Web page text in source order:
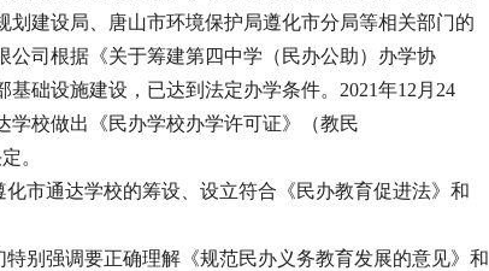
划建设局、唐山市环境保护局遵化市分局等相关部门的
公司根据《关于筹建第四中学（民办公助）办学协
础设施建设，已达到法定办学条件。2021年12月24
学校做出《民办学校办学许可证》（教民
。
市通达学校的筹设、设立符合《民办教育促进法》和
别强调要正确理解《规范民办义务教育发展的意见》和